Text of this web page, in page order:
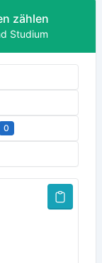
zählen
Studium
0